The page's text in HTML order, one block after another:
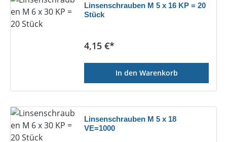
Linsenschrauben M 5 x 16 KP = 20
Stück
Regulärer Preis:
4,15 €*
In den Warenkorb
Linsenschrauben M 5 x 18
VE=1000